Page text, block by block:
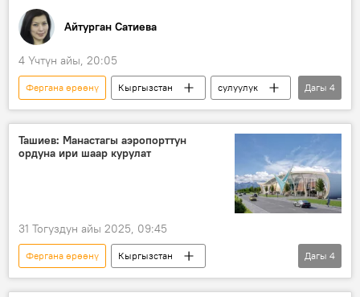
Айтурган Сатиева
4 Үчтүн айы, 20:05
Фергана өрөөнү Кыргызстан
сулуулук
Эңилчек
тиш
илим
Айша Абдиева
Дагы 4
Ташиев: Манастагы аэропорттун
ордуна ири шаар курулат
31 Тогуздун айы 2025, 09:45
Фергана өрөөнү
Кыргызстан
Жалал-Абад
аэропорт
Дагы 4